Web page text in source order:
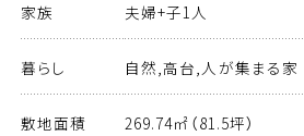
家族 夫婦+子1人
暮らし 自然,高台,人が集まる家
敷地面積 269.74㎡（81.5坪）